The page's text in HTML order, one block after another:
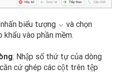
biểu tượng
và chọn
vào phần mềm.
: Nhập số thứ tự của dòng
cứ ghép các cột trên tệp